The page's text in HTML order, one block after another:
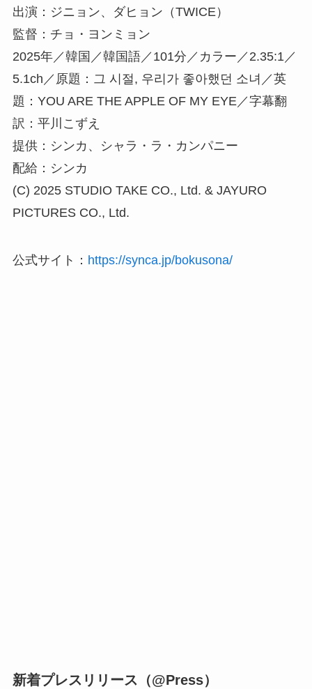
出演：ジニョン、ダヒョン（TWICE）
監督：チョ・ヨンミョン
2025年／韓国／韓国語／101分／カラー／2.35:1／
5.1ch／原題：그 시절, 우리가 좋아했던 소녀／英
題：YOU ARE THE APPLE OF MY EYE／字幕翻
訳：平川こずえ
提供：シンカ、シャラ・ラ・カンパニー
配給：シンカ
(C) 2025 STUDIO TAKE CO., Ltd. & JAYURO
PICTURES CO., Ltd.
公式サイト： https://synca.jp/bokusona/
新着プレスリリース（@Press）